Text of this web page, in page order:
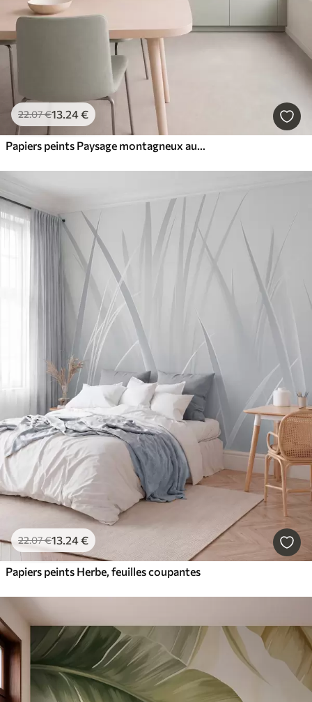
22.07€13.24€
Papiers peints Paysage montagneux aux reliefs variés
22.07€13.24€
Papiers peints Herbe, feuilles coupantes